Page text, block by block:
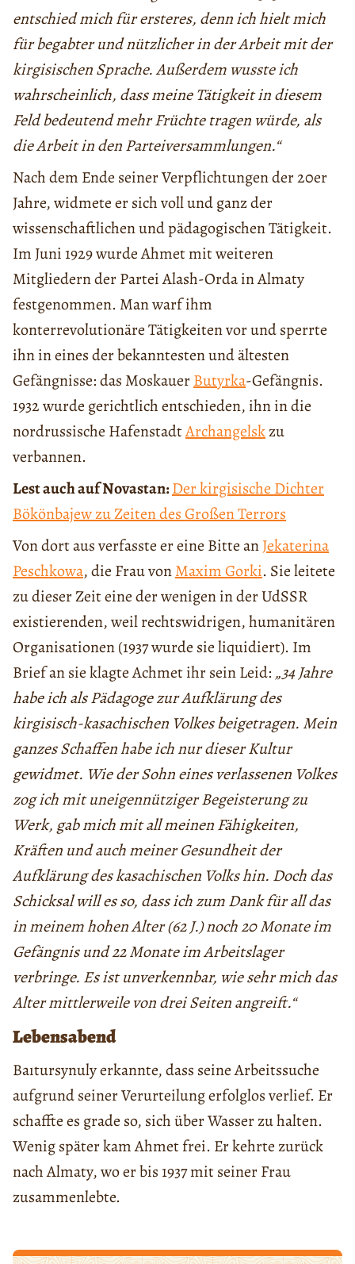
entschied mich für ersteres, denn ich hielt mich
für begabter und nützlicher in der Arbeit mit der
kirgisischen Sprache. Außerdem wusste ich
wahrscheinlich, dass meine Tätigkeit in diesem
Feld bedeutend mehr Früchte tragen würde, als
die Arbeit in den Parteiversammlungen.“
Nach dem Ende seiner Verpflichtungen der 20er
Jahre, widmete er sich voll und ganz der
wissenschaftlichen und pädagogischen Tätigkeit.
Im Juni 1929 wurde Ahmet mit weiteren
Mitgliedern der Partei Alash-Orda in Almaty
festgenommen. Man warf ihm
konterrevolutionäre Tätigkeiten vor und sperrte
ihn in eines der bekanntesten und ältesten
Gefängnisse: das MoskauerButyrka-Gefängnis.
1932 wurde gerichtlich entschieden, ihn in die
nordrussische HafenstadtArchangelskzu
verbannen.
Lest auch auf Novastan:Der kirgisische Dichter
Bökönbajew zu Zeiten des Großen Terrors
Von dort aus verfasste er eine Bitte anJekaterina
Peschkowa, die Frau vonMaxim Gorki. Sie leitete
zu dieser Zeit eine der wenigen in der UdSSR
existierenden, weil rechtswidrigen, humanitären
Organisationen (1937 wurde sie liquidiert). Im
Brief an sie klagte Achmet ihr sein Leid: „34 Jahre
habe ich als Pädagoge zur Aufklärung des
kirgisisch-kasachischen Volkes beigetragen. Mein
ganzes Schaffen habe ich nur dieser Kultur
gewidmet. Wie der Sohn eines verlassenen Volkes
zog ich mit uneigennütziger Begeisterung zu
Werk, gab mich mit all meinen Fähigkeiten,
Kräften und auch meiner Gesundheit der
Aufklärung des kasachischen Volks hin. Doch das
Schicksal will es so, dass ich zum Dank für all das
in meinem hohen Alter (62 J.) noch 20 Monate im
Gefängnis und 22 Monate im Arbeitslager
verbringe. Es ist unverkennbar, wie sehr mich das
Alter mittlerweile von drei Seiten angreift.“
Lebensabend
Baıtursynuly erkannte, dass seine Arbeitssuche
aufgrund seiner Verurteilung erfolglos verlief. Er
schaffte es grade so, sich über Wasser zu halten.
Wenig später kam Ahmet frei. Er kehrte zurück
nach Almaty, wo er bis 1937 mit seiner Frau
zusammenlebte.